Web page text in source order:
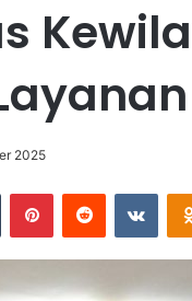
2025
Tumblr PinterestReddit